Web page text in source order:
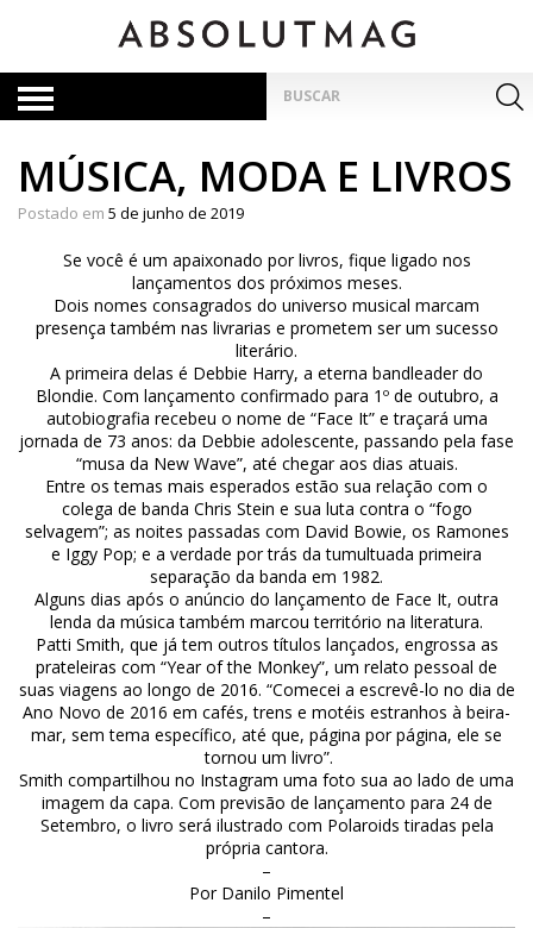
por:
MÚSICA, MODA E LIVROS
Postado em 5 de junho de 2019
Se você é um apaixonado por livros, fique ligado nos
lançamentos dos próximos meses.
Dois nomes consagrados do universo musical marcam
presença também nas livrarias e prometem ser um sucesso
literário.
A primeira delas é Debbie Harry, a eterna bandleader do
Blondie. Com lançamento confirmado para 1º de outubro, a
autobiografia recebeu o nome de “Face It” e traçará uma
jornada de 73 anos: da Debbie adolescente, passando pela fase
“musa da New Wave”, até chegar aos dias atuais.
Entre os temas mais esperados estão sua relação com o
colega de banda Chris Stein e sua luta contra o “fogo
selvagem”; as noites passadas com David Bowie, os Ramones
e Iggy Pop; e a verdade por trás da tumultuada primeira
separação da banda em 1982.
Alguns dias após o anúncio do lançamento de Face It, outra
lenda da música também marcou território na literatura.
Patti Smith, que já tem outros títulos lançados, engrossa as
prateleiras com “Year of the Monkey”, um relato pessoal de
suas viagens ao longo de 2016. “Comecei a escrevê-lo no dia de
Ano Novo de 2016 em cafés, trens e motéis estranhos à beira-
mar, sem tema específico, até que, página por página, ele se
tornou um livro”.
Smith compartilhou no Instagram uma foto sua ao lado de uma
imagem da capa. Com previsão de lançamento para 24 de
Setembro, o livro será ilustrado com Polaroids tiradas pela
própria cantora.
–
Por Danilo Pimentel
–